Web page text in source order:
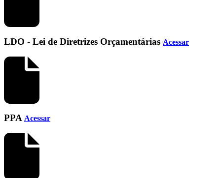
LDO - Lei de Diretrizes Orçamentárias Acessar
PPA Acessar